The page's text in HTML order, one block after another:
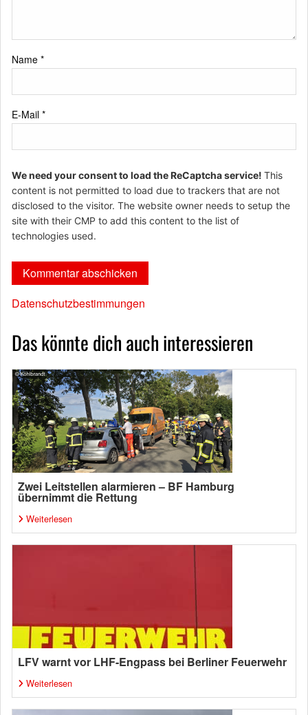
Name *
E-Mail *
We need your consent to load the ReCaptcha service! This
content is not permitted to load due to trackers that are not
disclosed to the visitor. The website owner needs to setup the
site with their CMP to add this content to the list of
technologies used.
Datenschutzbestimmungen
Das könnte dich auch interessieren
Zwei Leitstellen alarmieren – BF Hamburg
übernimmt die Rettung
Weiterlesen
LFV warnt vor LHF-Engpass bei Berliner Feuerwehr
Weiterlesen